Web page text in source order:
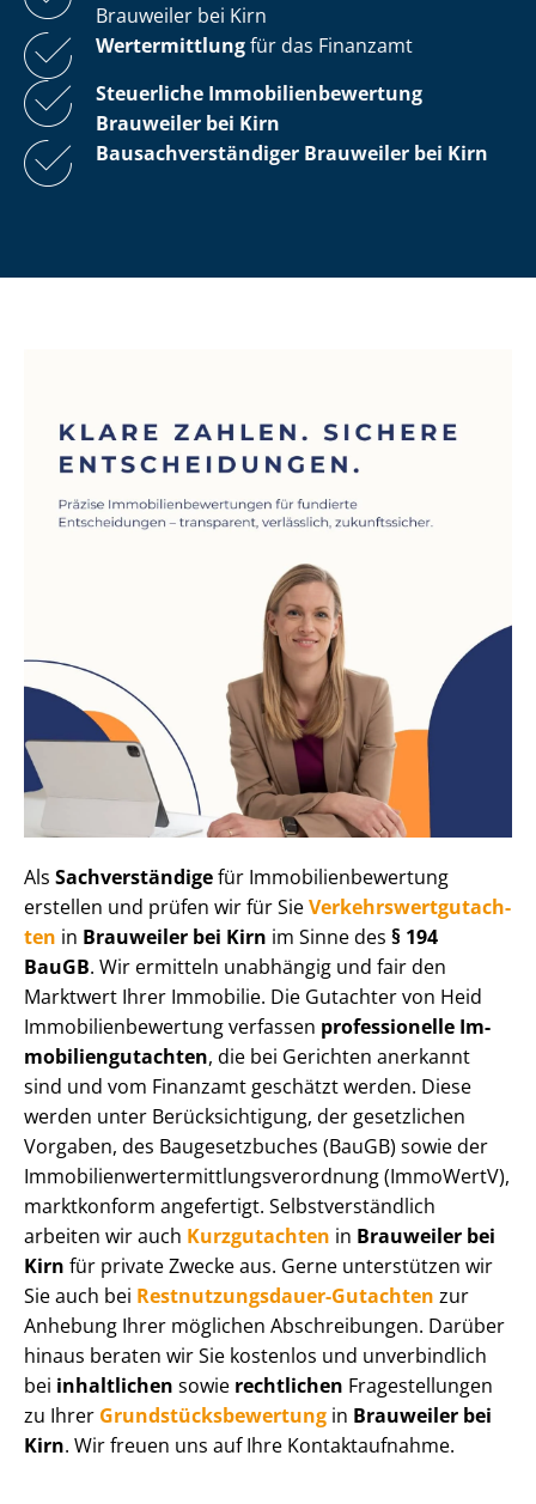
Brauweiler bei Kirn
Wertermittlungfür das Finanzamt
Steuerliche Im­mo­bi­li­en­be­wer­tung
Brauweiler bei Kirn
Bau­sach­ver­stän­di­ger Brauweiler bei Kirn
Als Sachverständigefür Im­mo­bi­li­en­be­wer­tung
erstellen und prüfen wir für SieVer­kehrs­wert­gut­ach­
ten in Brauweiler bei Kirn im Sinne des § 194
BauGB. Wir ermitteln unabhängig und fair den
Marktwert Ihrer Immobilie. Die Gutachter von Heid
Im­mo­bi­li­en­be­wer­tung verfassen professionelle Im­
mo­bi­li­en­gut­ach­ten, die bei Gerichten anerkannt
sind und vom Finanzamt geschätzt werden. Diese
werden unter Be­rück­sich­ti­gung, der gesetzlichen
Vorgaben, des Baugesetzbuches (BauGB) sowie der
Im­mo­bi­li­en­wert­ermitt­lungs­ver­ord­nung (ImmoWertV),
marktkonform angefertigt. Selbst­ver­ständ­lich
arbeiten wir auch Kurzgutachten in Brauweiler bei
Kirn für private Zwecke aus. Gerne unterstützen wir
Sie auch bei Rest­nut­zungs­dau­er-Gutachten zur
Anhebung Ihrer möglichen Abschreibungen. Darüber
hinaus beraten wir Sie kostenlos und unverbindlich
bei inhaltlichen sowie rechtlichen Fragestellungen
zu Ihrer Grund­stücks­be­wer­tung in Brauweiler bei
Kirn. Wir freuen uns auf Ihre Kontaktaufnahme.